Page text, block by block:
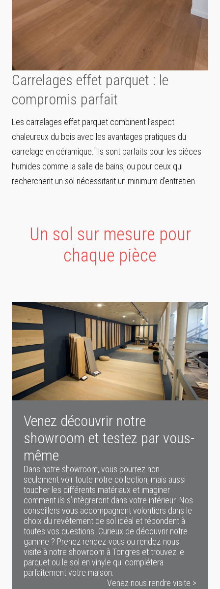
Carrelages effet parquet : le
compromis parfait
Les carrelages effet parquet combinent l’aspect
chaleureux du bois avec les avantages pratiques du
carrelage en céramique. Ils sont parfaits pour les pièces
humides comme la salle de bains, ou pour ceux qui
recherchent un sol nécessitant un minimum d’entretien.
Un sol sur mesure pour
chaque pièce
Venez découvrir notre
showroom et testez par vous-
même
Dans notre showroom, vous pourrez non
seulement voir toute notre collection, mais aussi
toucher les différents matériaux et imaginer
comment ils s’intègreront dans votre intérieur. Nos
conseillers vous accompagnent volontiers dans le
choix du revêtement de sol idéal et répondent à
toutes vos questions. Curieux de découvrir notre
gamme ? Prenez rendez-vous ou rendez-nous
visite à notre showroom à Tongres et trouvez le
parquet ou le sol en vinyle qui complétera
parfaitement votre maison.
Venez nous rendre visite >